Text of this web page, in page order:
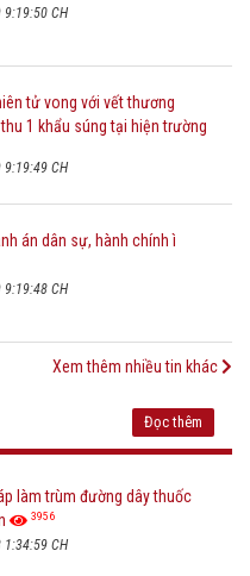
CH
tử vong với vết thương
1 khẩu súng tại hiện trường
CH
án dân sự, hành chính ì
CH
Xem thêm nhiều tin khác
Đọc thêm
làm trùm đường dây thuốc
3956
CH